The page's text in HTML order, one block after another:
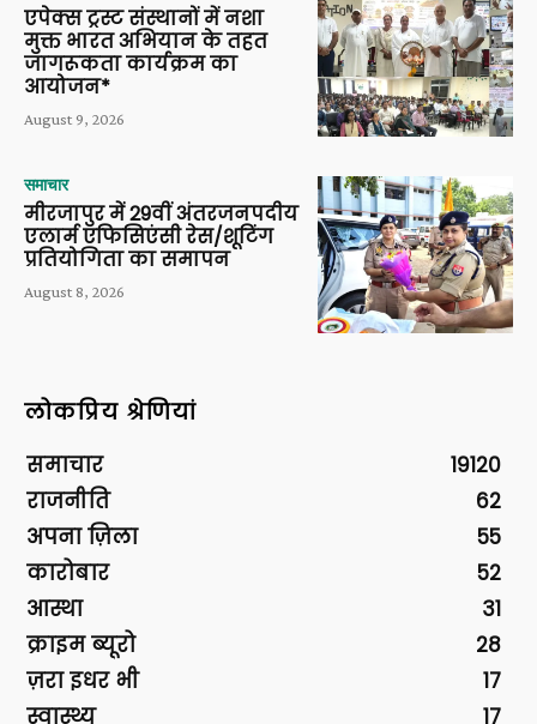
एपेक्स ट्रस्ट संस्थानों में नशा
मुक्त भारत अभियान के तहत
जागरूकता कार्यक्रम का
आयोजन*
August 9, 2026
समाचार
मीरजापुर में 29वीं अंतरजनपदीय
एलार्म एफिसिएंसी रेस/शूटिंग
प्रतियोगिता का समापन
August 8, 2026
लोकप्रिय श्रेणियां
समाचार
19120
राजनीति
62
अपना ज़िला
55
कारोबार
52
आस्था
31
क्राइम ब्यूरो
28
ज़रा इधर भी
17
स्वास्थ्य
17